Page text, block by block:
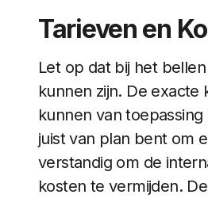
Tarieven en
Let op dat bij het
kunnen zijn. De
kunnen van
juist van plan bent om
verstandig om de
kosten te vermijden.